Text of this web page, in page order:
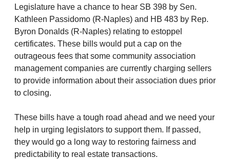
Legislature have a chance to hear SB 398 by Sen.
Kathleen Passidomo (R-Naples) and HB 483 by Rep.
Byron Donalds (R-Naples) relating to estoppel
certificates. These bills would put a cap on the
outrageous fees that some community association
management companies are currently charging sellers
to provide information about their association dues prior
to closing.
These bills have a tough road ahead and we need your
help in urging legislators to support them. If passed,
they would go a long way to restoring fairness and
predictability to real estate transactions.